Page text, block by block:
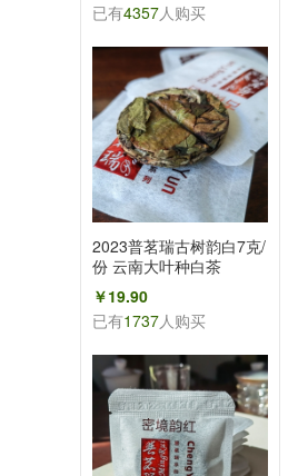
已有4357人购买
2023普茗瑞古树韵白7克/
份 云南大叶种白茶
￥19.90
已有1737人购买